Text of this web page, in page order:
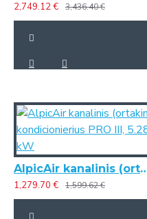
2,749.12 € 3,436.40 €
AlpicAir kanalinis (ortakinis) oro
1,279.70 € 1,599.62 €